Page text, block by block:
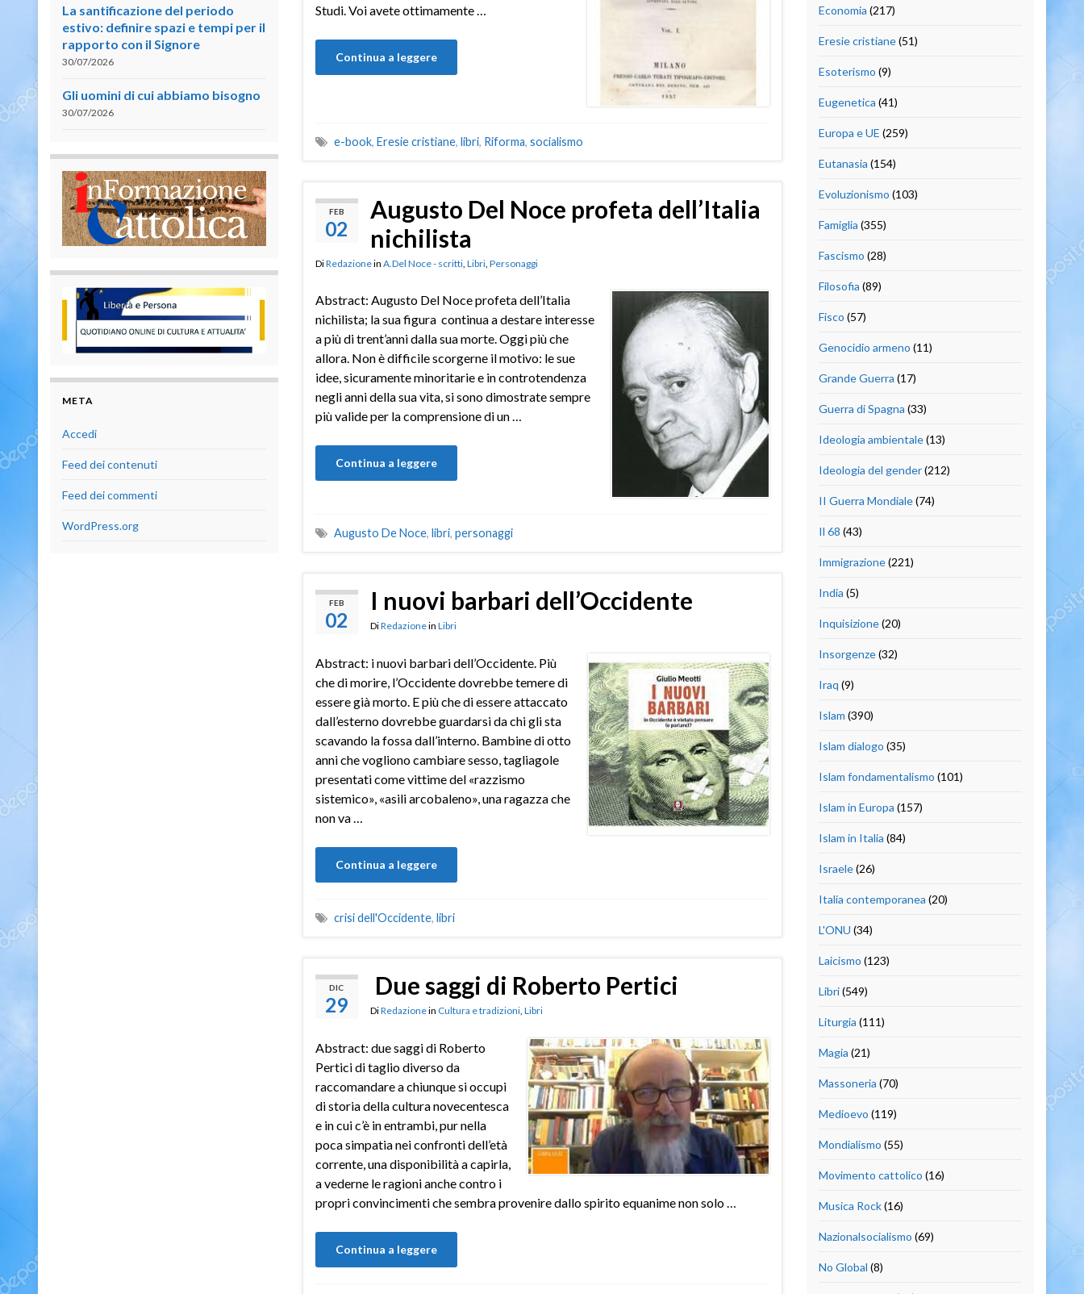
Studi. Voi avete ottimamente …
Continua a leggere
e-book, Eresie cristiane, libri, Riforma, socialismo
FEB
02
Augusto Del Noce profeta dell’Italia
nichilista
DiRedazionein A.Del Noce - scritti, Libri, Personaggi
Abstract: Augusto Del Noce profeta dell’Italia
nichilista; la sua figura continua a destare interesse
a più di trent’anni dalla sua morte. Oggi più che
allora. Non è difficile scorgerne il motivo: le sue
idee, sicuramente minoritarie e in controtendenza
negli anni della sua vita, si sono dimostrate sempre
più valide per la comprensione di un …
Continua a leggere
Augusto De Noce, libri, personaggi
FEB
02
I nuovi barbari dell’Occidente
DiRedazionein Libri
Abstract: i nuovi barbari dell’Occidente. Più
che di morire, l’Occidente dovrebbe temere di
essere già morto. E più che di essere attaccato
dall’esterno dovrebbe guardarsi da chi gli sta
scavando la fossa dall’interno. Bambine di otto
anni che vogliono cambiare sesso, tagliagole
presentati come vittime del «razzismo
sistemico», «asili arcobaleno», una ragazza che
non va …
Continua a leggere
crisi dell'Occidente, libri
DIC
29
Due saggi di Roberto Pertici
DiRedazionein Cultura e tradizioni, Libri
Abstract: due saggi di Roberto
Pertici di taglio diverso da
raccomandare a chiunque si occupi
di storia della cultura novecentesca
e in cui c’è in entrambi, pur nella
poca simpatia nei confronti dell’età
corrente, una disponibilità a capirla,
a vederne le ragioni anche contro i
propri convincimenti che sembra provenire dallo spirito equanime non solo …
Continua a leggere
La santificazione del periodo
estivo: definire spazi e tempi per il
rapporto con il Signore
30/07/2026
Gli uomini di cui abbiamo bisogno
30/07/2026
META
Accedi
Feed dei contenuti
Feed dei commenti
WordPress.org
Economia (217)
Eresie cristiane(51)
Esoterismo (9)
Eugenetica (41)
Europa e UE (259)
Eutanasia (154)
Evoluzionismo (103)
Famiglia (355)
Fascismo (28)
Filosofia (89)
Fisco (57)
Genocidio armeno (11)
Grande Guerra (17)
Guerra di Spagna (33)
Ideologia ambientale(13)
Ideologia del gender(212)
II Guerra Mondiale(74)
Il 68 (43)
Immigrazione(221)
India (5)
Inquisizione(20)
Insorgenze(32)
Iraq (9)
Islam (390)
Islam dialogo (35)
Islam fondamentalismo (101)
Islam in Europa (157)
Islam in Italia (84)
Israele(26)
Italia contemporanea (20)
L'ONU (34)
Laicismo (123)
Libri(549)
Liturgia (111)
Magia (21)
Massoneria (70)
Medioevo (119)
Mondialismo (55)
Movimento cattolico (16)
Musica Rock(16)
Nazionalsocialismo (69)
No Global (8)